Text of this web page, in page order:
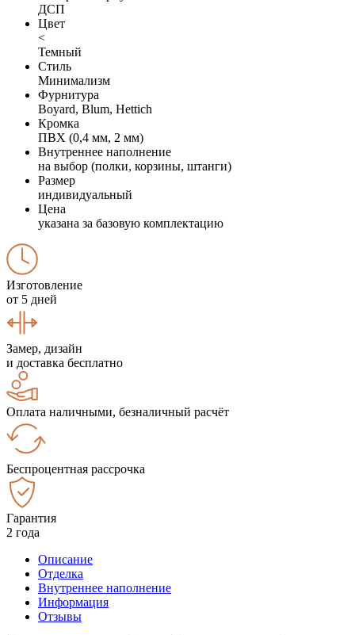
ДСП
Цвет
<
Темный
Стиль
Минимализм
Фурнитура
Boyard, Blum, Hettich
Кромка
ПВХ (0,4 мм, 2 мм)
Внутреннее наполнение
на выбор (полки, корзины, штанги)
Размер
индивидуальный
Цена
указана за базовую комплектацию
Изготовление
от 5 дней
Замер, дизайн
и доставка бесплатно
Оплата наличными, безналичный расчёт
Беспроцентная рассрочка
Гарантия
2 года
Описание
Отделка
Внутреннее наполнение
Информация
Отзывы